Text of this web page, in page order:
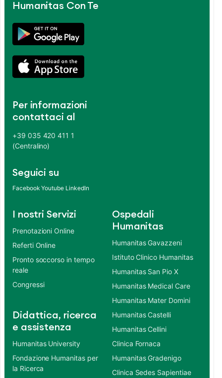
Humanitas Con Te
Per informazioni
contattaci al
+39 035 420 411 1
(Centralino)
Seguici su
Facebook Youtube LinkedIn
I nostri Servizi
Prenotazioni Online
Referti Online
Pronto soccorso in tempo
reale
Congressi
Didattica, ricerca
e assistenza
Humanitas University
Fondazione Humanitas per
la Ricerca
Ospedali
Humanitas
Humanitas Gavazzeni
Istituto Clinico Humanitas
Humanitas San Pio X
Humanitas Medical Care
Humanitas Mater Domini
Humanitas Castelli
Humanitas Cellini
Clinica Fornaca
Humanitas Gradenigo
Clinica Sedes Sapientiae